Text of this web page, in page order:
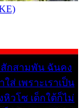
สักสามพัน ฉันคง
ส่ เพราะเราเป็น
หิวโซ เด็กใต้ก็ไม่